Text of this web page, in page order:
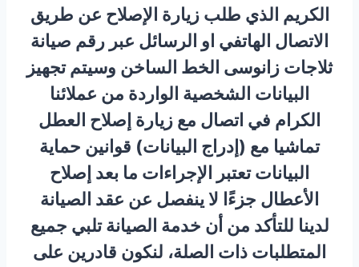
الكريم الذي طلب زيارة الإصلاح عن طريق
الاتصال الهاتفي او الرسائل عبر رقم صيانة
ثلاجات زانوسى الخط الساخن وسيتم تجهيز
البيانات الشخصية الواردة من عملائنا
الكرام في اتصال مع زيارة إصلاح العطل
تماشيا مع (إدراج البيانات) قوانين حماية
البيانات تعتبر الإجراءات ما بعد إصلاح
الأعطال جزءًا لا ينفصل عن عقد الصيانة
لدينا للتأكد من أن خدمة الصيانة تلبي جميع
المتطلبات ذات الصلة، لنكون قادرين على